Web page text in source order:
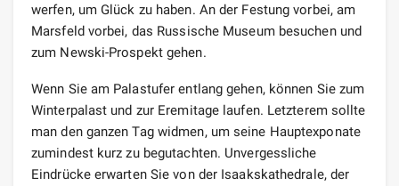
werfen, um Glück zu haben. An der Festung vorbei, am
Marsfeld vorbei, das Russische Museum besuchen und
zum Newski-Prospekt gehen.
Wenn Sie am Palastufer entlang gehen, können Sie zum
Winterpalast und zur Eremitage laufen. Letzterem sollte
man den ganzen Tag widmen, um seine Hauptexponate
zumindest kurz zu begutachten. Unvergessliche
Eindrücke erwarten Sie von der Isaakskathedrale, der